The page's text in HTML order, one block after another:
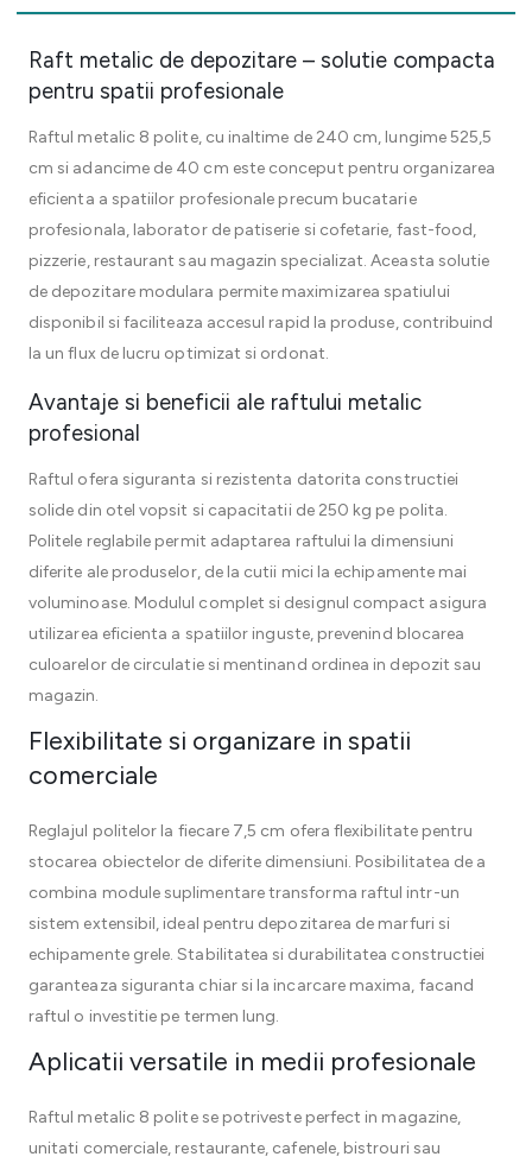
Raft metalic de depozitare – solutie compacta
pentru spatii profesionale
Raftul metalic 8 polite, cu inaltime de 240 cm, lungime 525,5
cm si adancime de 40 cm este conceput pentru organizarea
eficienta a spatiilor profesionale precum bucatarie
profesionala, laborator de patiserie si cofetarie, fast-food,
pizzerie, restaurant sau magazin specializat. Aceasta solutie
de depozitare modulara permite maximizarea spatiului
disponibil si faciliteaza accesul rapid la produse, contribuind
la un flux de lucru optimizat si ordonat.
Avantaje si beneficii ale raftului metalic
profesional
Raftul ofera siguranta si rezistenta datorita constructiei
solide din otel vopsit si capacitatii de 250 kg pe polita.
Politele reglabile permit adaptarea raftului la dimensiuni
diferite ale produselor, de la cutii mici la echipamente mai
voluminoase. Modulul complet si designul compact asigura
utilizarea eficienta a spatiilor inguste, prevenind blocarea
culoarelor de circulatie si mentinand ordinea in depozit sau
magazin.
Flexibilitate si organizare in spatii
comerciale
Reglajul politelor la fiecare 7,5 cm ofera flexibilitate pentru
stocarea obiectelor de diferite dimensiuni. Posibilitatea de a
combina module suplimentare transforma raftul intr-un
sistem extensibil, ideal pentru depozitarea de marfuri si
echipamente grele. Stabilitatea si durabilitatea constructiei
garanteaza siguranta chiar si la incarcare maxima, facand
raftul o investitie pe termen lung.
Aplicatii versatile in medii profesionale
Raftul metalic 8 polite se potriveste perfect in magazine,
unitati comerciale, restaurante, cafenele, bistrouri sau